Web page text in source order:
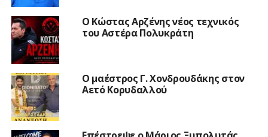
Ο Κώστας Αρζένης νέος τεχνικός
του Αστέρα Πολυκράτη
Ο μαέστρος Γ. Χονδρουδάκης στον
Αετό Κορυδαλλού